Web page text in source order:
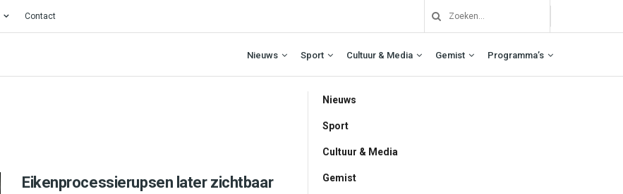
Contact
Nieuws Sport Cultuur & Media Gemist Programma’s
Eikenprocessierupsen later zichtbaar
Nieuws
Sport
Cultuur & Media
Gemist